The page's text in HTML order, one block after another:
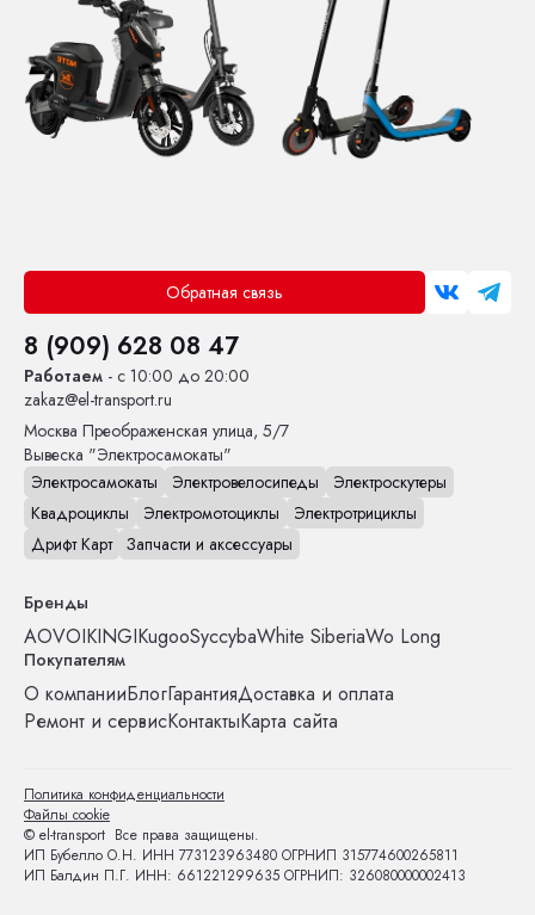
Обратная связь
8 (909) 628 08 47
Работаем - с 10:00 до 20:00
zakaz@el-transport.ru
Москва Преображенская улица, 5/7
Вывеска "Электросамокаты"
Электросамокаты
Электровелосипеды
Электроскутеры
Квадроциклы
Электромотоциклы
Электротрициклы
Дрифт Карт Запчасти и аксессуары
Бренды
AOVOIKINGIKugooSyccybaWhite SiberiaWo Long
Покупателям
О компанииБлогГарантияДоставка и оплата
Ремонт и сервисКонтактыКарта сайта
© el-transport Все права защищены.
ИП Бубелло О.Н. ИНН 773123963480 ОГРНИП 315774600265811
ИП Балдин П.Г. ИНН: 661221299635 ОГРНИП: 326080000002413
Политика конфиденциальности
Файлы cookie